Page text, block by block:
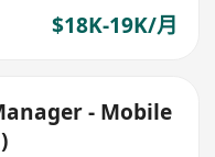
$18K-19K/月
- Mobile